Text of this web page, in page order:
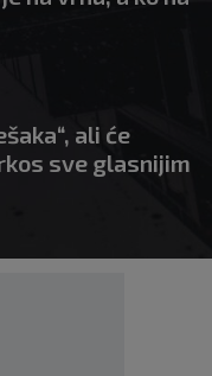
ali će
sve glasnijim